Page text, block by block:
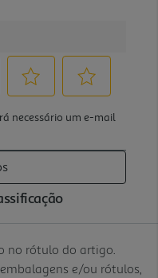
no rótulo do artigo.
e/ou rótulos,